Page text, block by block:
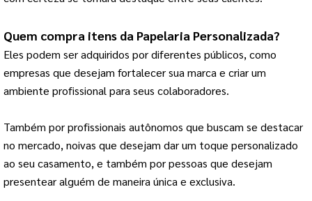
Quem compra itens da Papelaria Personalizada?
Eles podem ser adquiridos por diferentes públicos, como
empresas que desejam fortalecer sua marca e criar um
ambiente profissional para seus colaboradores.
Também por profissionais autônomos que buscam se destacar
no mercado, noivas que desejam dar um toque personalizado
ao seu casamento, e também por pessoas que desejam
presentear alguém de maneira única e exclusiva.